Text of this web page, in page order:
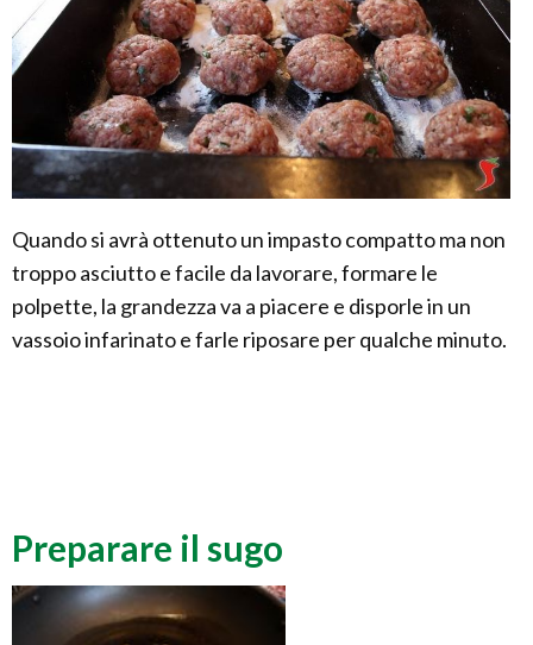
Quando si avrà ottenuto un impasto compatto ma non
troppo asciutto e facile da lavorare, formare le
polpette, la grandezza va a piacere e disporle in un
vassoio infarinato e farle riposare per qualche minuto.
Preparare il sugo